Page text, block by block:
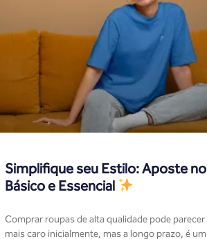
Simplifique seu Estilo: Aposte no
Básico e Essencial
Comprar roupas de alta qualidade pode parecer
mais caro inicialmente, mas a longo prazo, é um